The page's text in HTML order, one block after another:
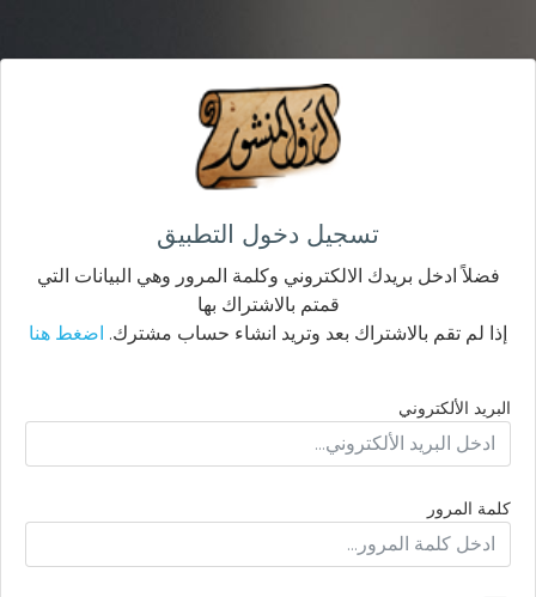
تسجيل دخول التطبيق
فضلاً ادخل بريدك الالكتروني وكلمة المرور وهي البيانات التي
قمتم بالاشتراك بها
إذا لم تقم بالاشتراك بعد وتريد انشاء حساب مشترك. اضغط هنا
البريد الألكتروني
كلمة المرور